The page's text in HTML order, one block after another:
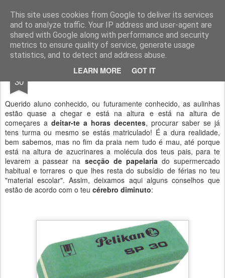
This site uses cookies from Google to deliver its services
and to analyze traffic. Your IP address and user-agent are
shared with Google along with performance and security
metrics to ensure quality of service, generate usage
statistics, and to detect and address abuse.
LEARN MORE GOT IT
Geopalavras
canal800 clique ZapCanal
30 No mínimo, safa-te!
Querido aluno conhecido, ou futuramente conhecido, as aulinhas
estão quase a chegar e está na altura e está na altura de
começares a deitar-te a horas decentes, procurar saber se já
tens turma ou mesmo se estás matriculado! É a dura realidade,
bem sabemos, mas no fim da praia nem tudo é mau, até porque
está na altura de azucrinares a molécula dos teus pais, para te
levarem a passear na secção de papelariado supermercado
habitual e torrares o que lhes resta do subsídio de férias no teu
"material escolar". Assim, deixamos aqui alguns conselhos que
estão de acordo com o teu cérebro diminuto: